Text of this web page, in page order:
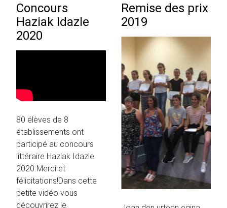
Concours
Haziak Idazle
2020
80 élèves de 8
établissements ont
participé au concours
littéraire Haziak Idazle
2020.Merci et
félicitations!Dans cette
petite vidéo vous
découvrirez le
Remise des prix
2019